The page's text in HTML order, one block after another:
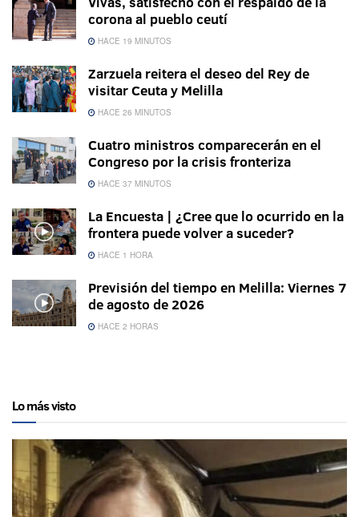
corona al pueblo ceutí
HACE 19 MINUTOS
Zarzuela reitera el deseo del Rey de
visitar Ceuta y Melilla
HACE 26 MINUTOS
Cuatro ministros comparecerán en el
Congreso por la crisis fronteriza
HACE 37 MINUTOS
La Encuesta | ¿Cree que lo ocurrido en la
frontera puede volver a suceder?
HACE 1 HORA
Previsión del tiempo en Melilla: Viernes 7
de agosto de 2026
HACE 2 HORAS
Lo más visto